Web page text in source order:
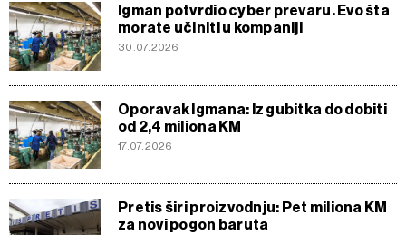
Igman potvrdio cyber prevaru. Evo šta
morate učiniti u kompaniji
30.07.2026
Oporavak Igmana: Iz gubitka do dobiti
od 2,4 miliona KM
17.07.2026
Pretis širi proizvodnju: Pet miliona KM
za novi pogon baruta